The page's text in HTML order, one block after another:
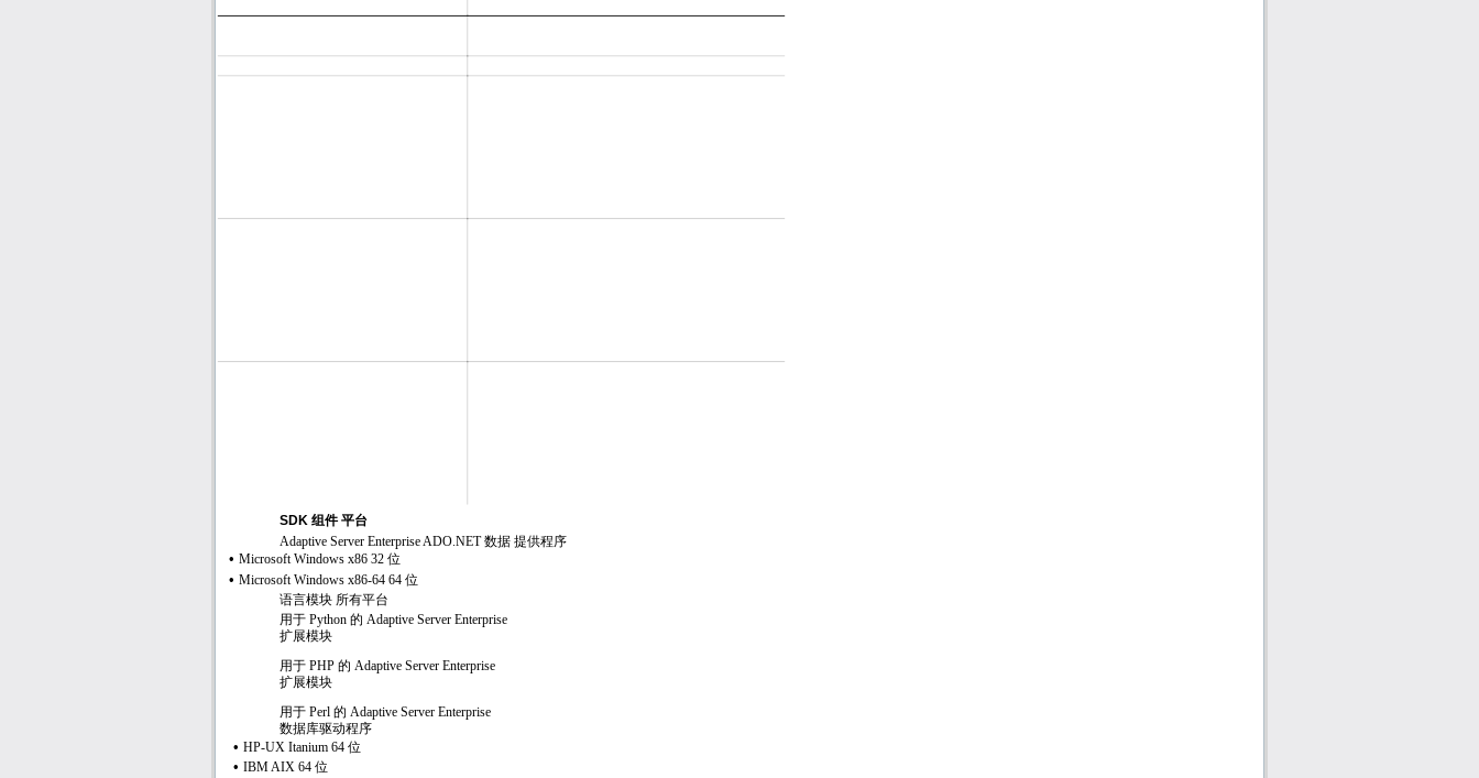
SDK组件 平台
Adaptive Server Enterprise ADO.NET数据 提供程序
• Microsoft Windows x86 32 位
• Microsoft Windows x86-64 64 位
语言模块 所有平台
用于Python的Adaptive Server Enterprise
扩展模块
用于PHP的Adaptive Server Enterprise
扩展模块
用于Perl的Adaptive Server Enterprise
数据库驱动程序
• HP-UX Itanium 64 位
• IBM AIX 64 位